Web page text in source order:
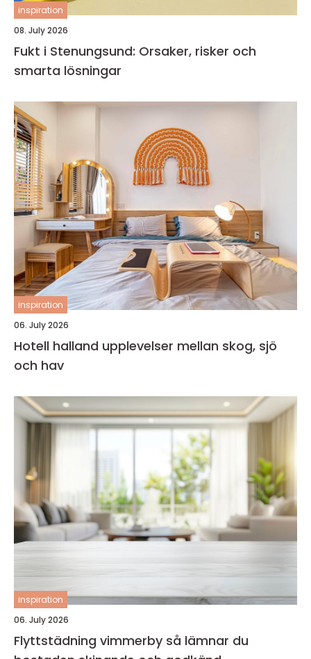
inspiration
08. July 2026
Fukt i Stenungsund: Orsaker, risker och
smarta lösningar
inspiration
06. July 2026
Hotell halland upplevelser mellan skog, sjö
och hav
inspiration
06. July 2026
Flyttstädning vimmerby så lämnar du